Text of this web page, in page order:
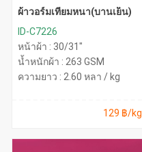
ผ้าวอร์มเทียมหนา(บานเย็น)
ID-C7226
หน้าผ้า : 30/31"
น้ำหนักผ้า : 263 GSM
ความยาว : 2.60 หลา / kg
129 ฿/kg